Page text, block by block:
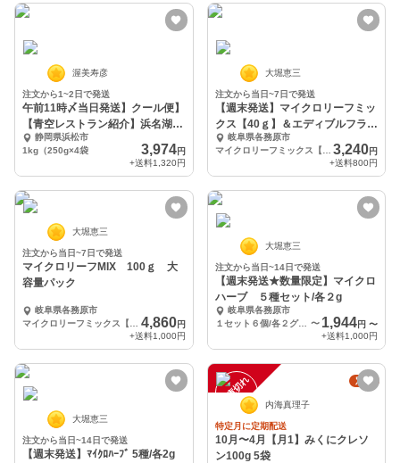
渥美寿彦
注文から1~2日で発送
午前11時〆当日発送】クール便】
【青空レストラン紹介】浜名湖ク
レソン１ｋｇ
静岡県浜松市
1kg（250g×4袋
3,974円
+送料1,320円
大堀恵三
注文から当日~7日で発送
【週末発送】マイクロリーフミッ
クス【40ｇ】＆エディブルフラワ
ーミックス20輪
岐阜県各務原市
3,240円
+送料800円
大堀恵三
注文から当日~7日で発送
マイクロリーフMIX 100ｇ 大
容量パック
岐阜県各務原市
4,860円
+送料1,000円
大堀恵三
注文から当日~14日で発送
【週末発送★数量限定】マイクロ
ハーブ ５種セット/各２g
岐阜県各務原市
１セット６個/各２グラム
〜 1,944円 〜
+送料1,000円
大堀恵三
注文から当日~14日で発送
【週末発送】ﾏｲｸﾛﾊｰﾌﾞ 5種/各2g
在庫切れ 定期
内海真理子
特定月に定期配送
10月〜4月【月1】みくにクレソ
ン100g 5袋